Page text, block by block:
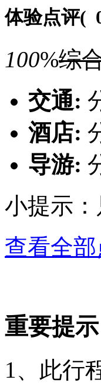
体验点评(
100%综
交通:
酒店:
导游:
小提示
查看全
重要提示
1、此行